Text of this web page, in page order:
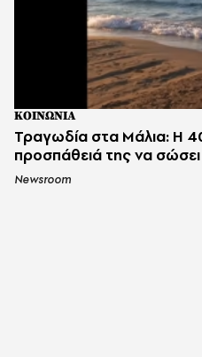
ΚΟΙΝΩΝΙΑ
Τραγωδία στα Μάλια: Η
προσπάθειά της να
Newsroom